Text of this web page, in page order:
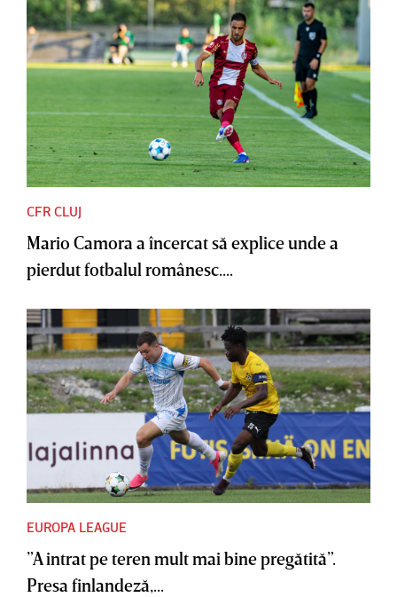
CFR CLUJ
Mario Camora a încercat să explice unde a
pierdut fotbalul românesc....
EUROPA LEAGUE
”A intrat pe teren mult mai bine pregătită”.
Presa finlandeză,...